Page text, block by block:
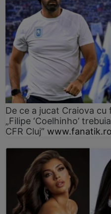
De ce a jucat Craiova
„Filipe ‘Coelhinho’
CFR Cluj” www.fanatik.ro